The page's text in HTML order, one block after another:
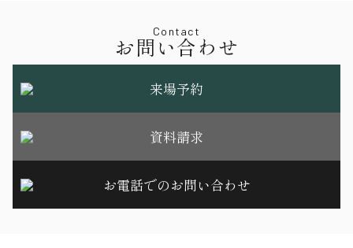
Contact
お問い合わせ
来場予約
資料請求
お電話でのお問い合わせ